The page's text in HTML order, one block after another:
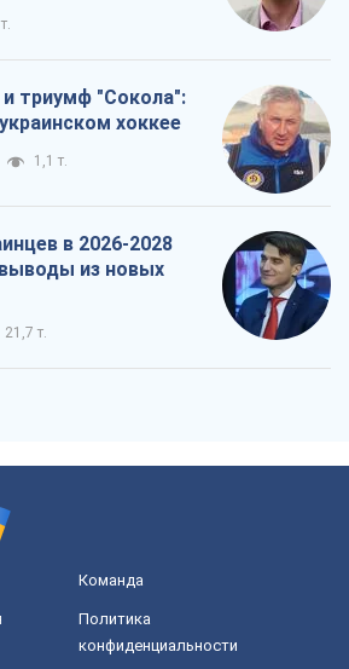
триумф "Сокола":
хоккее
1,1 т.
в 2026-2028
из новых
21,7 т.
Команда
Политика
конфиденциальности